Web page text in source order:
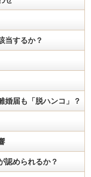
当するか？
婚届も「脱ハンコ」？
認められるか？